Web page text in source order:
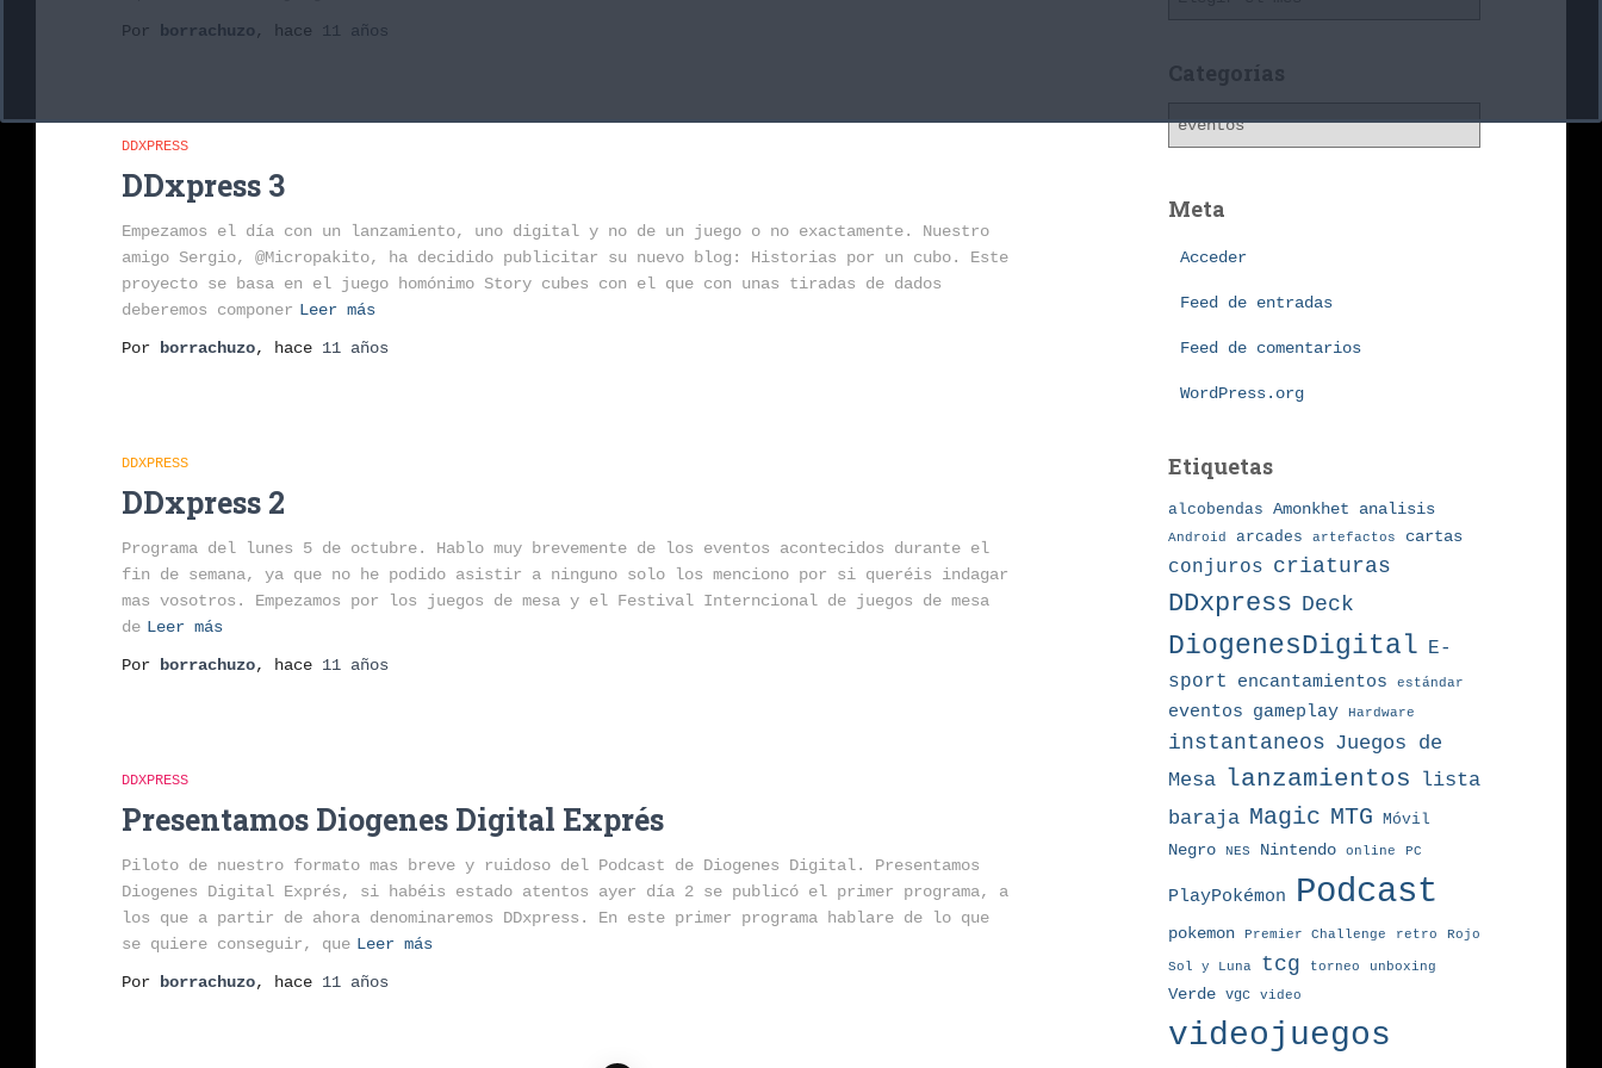
Por
borrachuzo , hace 11 años
DDXPRESS
DDxpress 3
Empezamos el día con un lanzamiento, uno digital y no de un juego o no exactamente. Nuestro
amigo Sergio, @Micropakito, ha decidido publicitar su nuevo blog: Historias por un cubo. Este
proyecto se basa en el juego homónimo Story cubes con el que con unas tiradas de dados
deberemos componer Leer más
Por
borrachuzo, hace 11 años
DDXPRESS
DDxpress 2
Programa del lunes 5 de octubre. Hablo muy brevemente de los eventos acontecidos durante el
fin de semana, ya que no he podido asistir a ninguno solo los menciono por si queréis indagar
mas vosotros. Empezamos por los juegos de mesa y el Festival Interncional de juegos de mesa
de Leer más
Por
borrachuzo, hace 11 años
DDXPRESS
Presentamos Diogenes Digital Exprés
Piloto de nuestro formato mas breve y ruidoso del Podcast de Diogenes Digital. Presentamos
Diogenes Digital Exprés, si habéis estado atentos ayer día 2 se publicó el primer programa, a
los que a partir de ahora denominaremos DDxpress. En este primer programa hablare de lo que
se quiere conseguir, que Leer más
Por
borrachuzo, hace 11 años
h
v
o
Categorías
g
Meta
Acceder
Feed de entradas
Feed de comentarios
WordPress.org
Etiquetas
alcobendas Amonkhet analisis
Android arcades artefactos cartas
conjuros criaturas
DDxpress Deck
DiogenesDigital E-
sport
encantamientos estándar
eventos gameplay Hardware
instantaneos Juegos de
Mesa
lanzamientos
lista
baraja Magic MTG Móvil
Negro
NES Nintendo online PC
PlayPokémon Podcast
pokemon Premier Challenge retro Rojo
Sol y Luna tcg torneo unboxing
Verde vgc video
videojuegos